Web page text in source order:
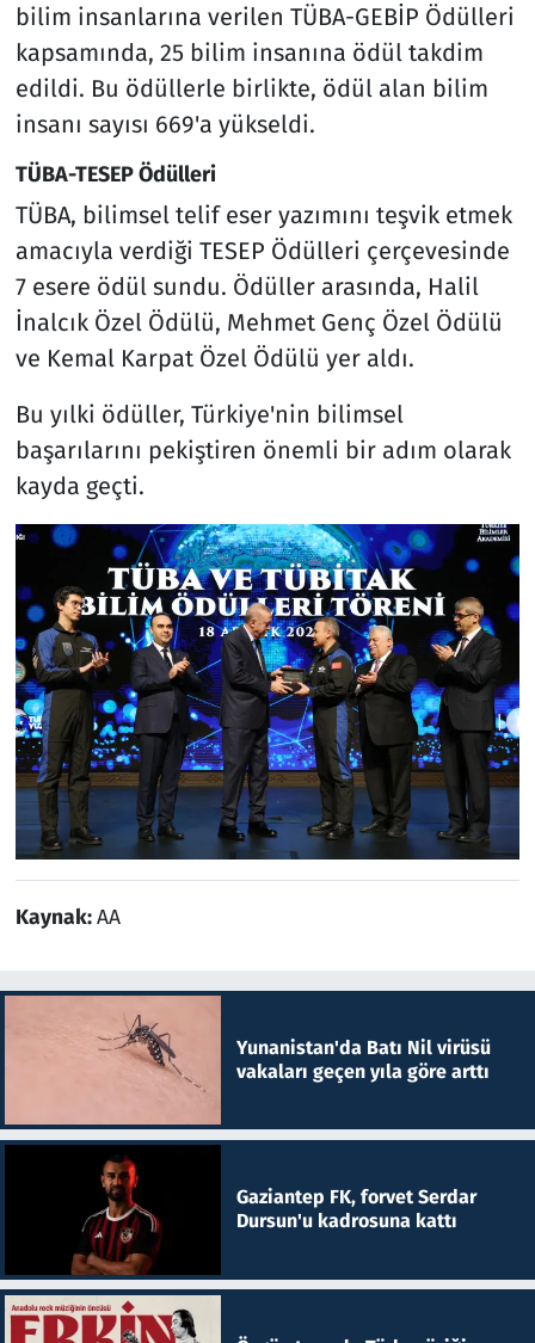
bilim insanlarına verilen TÜBA-GEBİP Ödülleri
kapsamında, 25 bilim insanına ödül takdim
edildi. Bu ödüllerle birlikte, ödül alan bilim
insanı sayısı 669'a yükseldi.
TÜBA-TESEP Ödülleri
TÜBA, bilimsel telif eser yazımını teşvik etmek
amacıyla verdiği TESEP Ödülleri çerçevesinde
7 esere ödül sundu. Ödüller arasında, Halil
İnalcık Özel Ödülü, Mehmet Genç Özel Ödülü
ve Kemal Karpat Özel Ödülü yer aldı.
Bu yılki ödüller, Türkiye'nin bilimsel
başarılarını pekiştiren önemli bir adım olarak
kayda geçti.
Kaynak:AA
Yunanistan'da Batı Nil virüsü
vakaları geçen yıla göre arttı
Gaziantep FK, forvet Serdar
Dursun'u kadrosuna kattı